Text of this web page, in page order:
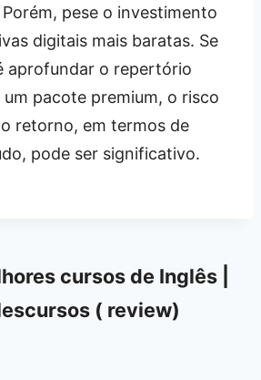
pese o investimento
digitais mais baratas. Se
aprofundar o repertório
pacote premium, o risco
retorno, em termos de
pode ser significativo.
cursos de Inglês |
( review)